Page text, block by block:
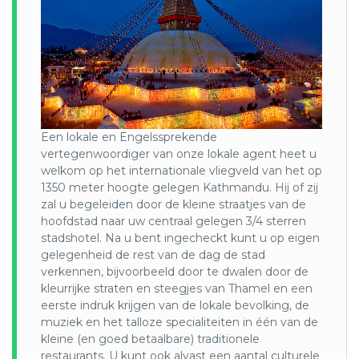
van de winderige toppen van ’s werelds hoogste bergen,
een bezoek aan een klooster hoog in de Himalaya vroeg in
de ochtend, of het drinken van een kopje warme Nepalese
thee met uw trekking ploeg terwijl u de zonsopgang boven
de bergen bekijkt. U komt in een dagelijkse routine in de
bergen terecht die enorm plezierig is, ver van de drukte
van de moderne wereld en in het mooie gezelschap van
ons reisteam.
Het toegewijde en professionele personeel zal voor u
zorgen, zodat u kunt rusten, gezond blijven en de
natuurlijke schoonheid van Nepal kunt waarderen. Hun
vriendelijkheid en openheid geven u inzicht in hun cultuur
en geven uw ervaring een nieuwe diepte. De onverwachte
verbindingen die u maakt met de mensen die u
tegenkomt, evenals de kameraadschap onder de groep die
zich geleidelijk op het pad ontwikkelt, zullen hoogtepunten
zijn van uw reis naar dit geweldige land.
Kathmandu:
Kathmandu is de hoofdstad van Nepal en een stad die alle
zintuigen prikkelt en veel indruk maakt dankzij de vele
Een lokale en Engelssprekende
vertegenwoordiger van onze lokale agent heet u
welkom op het internationale vliegveld van het op
1350 meter hoogte gelegen Kathmandu. Hij of zij
zal u begeleiden door de kleine straatjes van de
hoofdstad naar uw centraal gelegen 3/4 sterren
stadshotel. Na u bent ingecheckt kunt u op eigen
gelegenheid de rest van de dag de stad
verkennen, bijvoorbeeld door te dwalen door de
kleurrijke straten en steegjes van Thamel en een
eerste indruk krijgen van de lokale bevolking, de
muziek en het talloze specialiteiten in één van de
kleine (en goed betaalbare) traditionele
restaurants. U kunt ook alvast een aantal culturele